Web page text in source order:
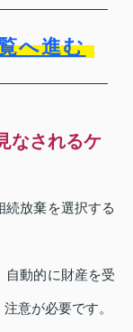
へ進む
なされるケ
続放棄を選択する
自動的に財産を受
意が必要です。